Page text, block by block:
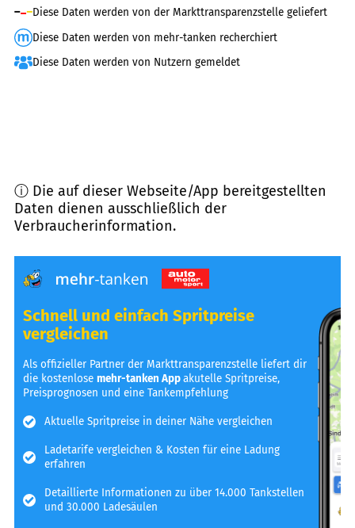
Diese Daten werden von der Markttransparenzstelle geliefert
Diese Daten werden von mehr-tanken recherchiert
Diese Daten werden von Nutzern gemeldet
ⓘ Die auf dieser Webseite/App bereitgestellten
Daten dienen ausschließlich der
Verbraucherinformation.
Schnell und einfach Spritpreise
vergleichen
Als offizieller Partner der Markttransparenzstelle liefert dir
die kostenlosemehr-tanken Appakutelle Spritpreise,
Preisprognosen und eine Tankempfehlung
Aktuelle Spritpreise in deiner Nähe vergleichen
Ladetarife vergleichen & Kosten für eine Ladung
erfahren
Detaillierte Informationen zu über 14.000 Tankstellen
und 30.000 Ladesäulen